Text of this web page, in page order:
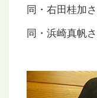
同・右田桂加
同・浜崎真帆